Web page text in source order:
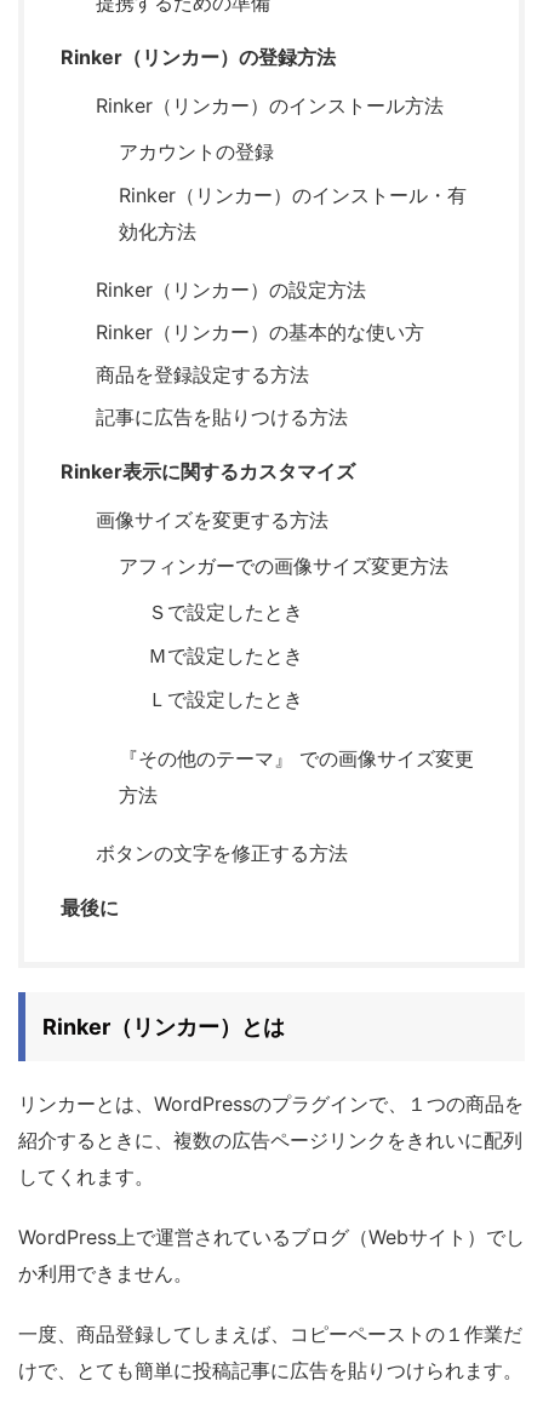
Rinker（リンカー）の登録方法
Rinker（リンカー）のインストール方法
アカウントの登録
Rinker（リンカー）のインストール・有
効化方法
Rinker（リンカー）の設定方法
Rinker（リンカー）の基本的な使い方
商品を登録設定する方法
記事に広告を貼りつける方法
Rinker表示に関するカスタマイズ
画像サイズを変更する方法
アフィンガーでの画像サイズ変更方法
Ｓで設定したとき
Ｍで設定したとき
Ｌで設定したとき
『その他のテーマ』 での画像サイズ変更
方法
ボタンの文字を修正する方法
最後に
Rinker（リンカー）とは
リンカーとは、WordPressのプラグインで、１つの商品を
紹介するときに、複数の広告ページリンクをきれいに配列
してくれます。
WordPress上で運営されているブログ（Webサイト）でし
か利用できません。
一度、商品登録してしまえば、コピーペーストの１作業だ
けで、とても簡単に投稿記事に広告を貼りつけられます。